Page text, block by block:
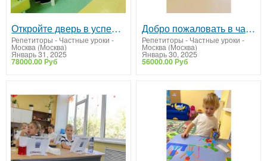
Откройте дверь в успешное будущее вместе с частной школой ОБРАЗОВАНИЕ ПЛЮС…I!
Репетиторы - Частные уроки -
Москва (Москва)
Январь 31, 2025
78000.00 Руб
Добро пожаловать в частный детский сад ОБРАЗОВАНИЕ ПЛЮС…I!
Репетиторы - Частные уроки -
Москва (Москва)
Январь 30, 2025
56000.00 Руб